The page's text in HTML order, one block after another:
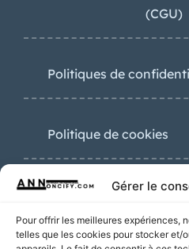
Gérer le
Pour offrir les meilleures expériences,
telles que les cookies pour stocker et/
(CGU)
Politiques de
Politique de cookies
Nouvelles